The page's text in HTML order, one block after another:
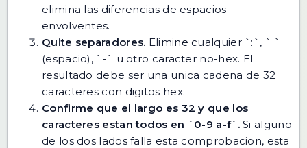
elimina las diferencias de espacios
envolventes.
Quite separadores. Elimine cualquier `:`, ` `
(espacio), `-` u otro caracter no-hex. El
resultado debe ser una unica cadena de 32
caracteres con digitos hex.
Confirme que el largo es 32 y que los
caracteres estan todos en `0-9 a-f`.Si alguno
de los dos lados falla esta comprobacion, esta